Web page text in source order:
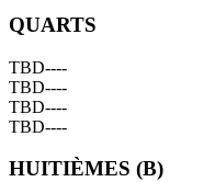
QUARTS
TBD----
TBD----
TBD----
TBD----
HUITIÈMES (B)